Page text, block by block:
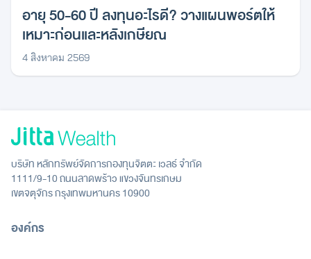
อายุ 50-60 ปี ลงทุนอะไรดี? วางแผนพอร์ตให้
เหมาะก่อนและหลังเกษียณ
4 สิงหาคม 2569
บริษัท หลักทรัพย์จัดการกองทุนจิตตะ เวลธ์ จำกัด
1111/9-10 ถนนลาดพร้าว แขวงจันทรเกษม
เขตจตุจักร กรุงเทพมหานคร 10900
องค์กร